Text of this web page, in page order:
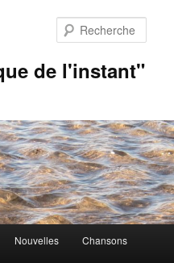
de l'instant"
Nouvelles Chansons